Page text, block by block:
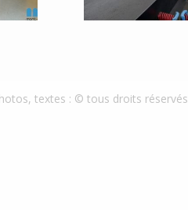
textes : © tous droits réservés